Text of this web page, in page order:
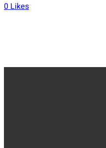
0Likes